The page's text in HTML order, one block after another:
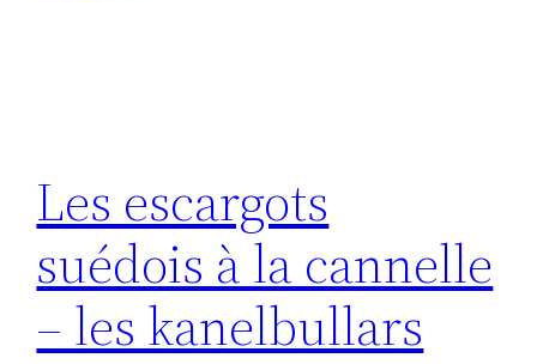
Les escargots
suédois à la cannelle
– les kanelbullars